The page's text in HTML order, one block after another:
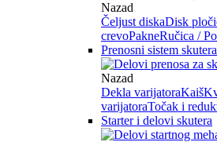
Nazad
Čeljust diskaDisk
crevoPakneRučica /
Prenosni sistem skutera
Nazad
Dekla varijatoraKaiš
varijatoraTočak i
Starter i delovi skutera